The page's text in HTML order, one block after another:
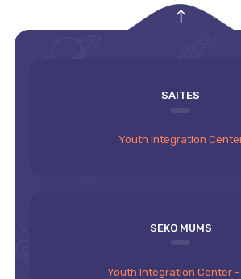
SAITES
Youth Integration
SEKO MUMS
Youth Integration Center -